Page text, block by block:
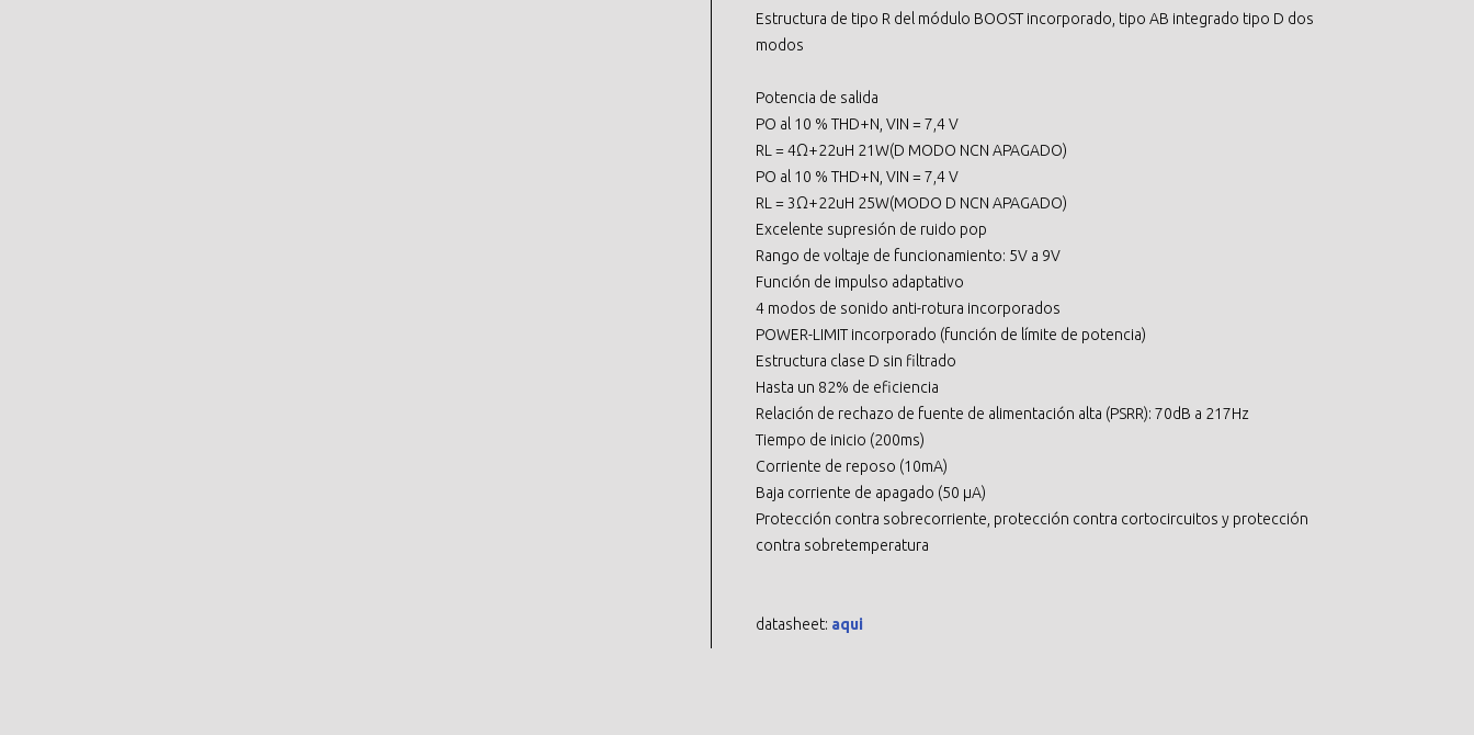
Estructura de tipo R del módulo BOOST incorporado, tipo AB integrado tipo D dos
modos
Potencia de salida
PO al 10 % THD+N, VIN = 7,4 V
RL = 4Ω+22uH 21W(D MODO NCN APAGADO)
PO al 10 % THD+N, VIN = 7,4 V
RL = 3Ω+22uH 25W(MODO D NCN APAGADO)
Excelente supresión de ruido pop
Rango de voltaje de funcionamiento: 5V a 9V
Función de impulso adaptativo
4 modos de sonido anti-rotura incorporados
POWER-LIMIT incorporado (función de límite de potencia)
Estructura clase D sin filtrado
Hasta un 82% de eficiencia
Relación de rechazo de fuente de alimentación alta (PSRR): 70dB a 217Hz
Tiempo de inicio (200ms)
Corriente de reposo (10mA)
Baja corriente de apagado (50 µA)
Protección contra sobrecorriente, protección contra cortocircuitos y protección
contra sobretemperatura
datasheet: aqui